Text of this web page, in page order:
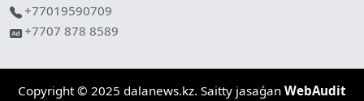
+77019590709
+7707 878 8589
Copyright © 2025 dalanews.kz. Saitty jasaǵan WebAudit